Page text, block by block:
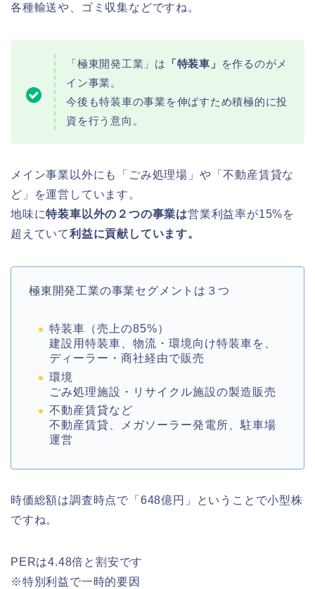
各種輸送や、ゴミ収集などですね。
「極東開発工業」は 「特装車」
を作るのがメ
イン事業。
今後も特装車の事業を伸ばすため積極的に投
資を行う意向。
メイン事業以外にも「ごみ処理場」や「不動産賃貸な
ど」を運営しています。
地味に特装車以外の２つの事業は営業利益率が15%を
超えていて利益に貢献しています。
極東開発工業の事業セグメントは３つ
特装車（売上の85%）
建設用特装車、物流・環境向け特装車を、
ディーラー・商社経由で販売
環境
ごみ処理施設・リサイクル施設の製造販売
不動産賃貸など
不動産賃貸、メガソーラー発電所、駐車場
運営
時価総額は調査時点で「648億円」ということで小型株
ですね。
PERは4.48倍と割安です
※特別利益で一時的要因